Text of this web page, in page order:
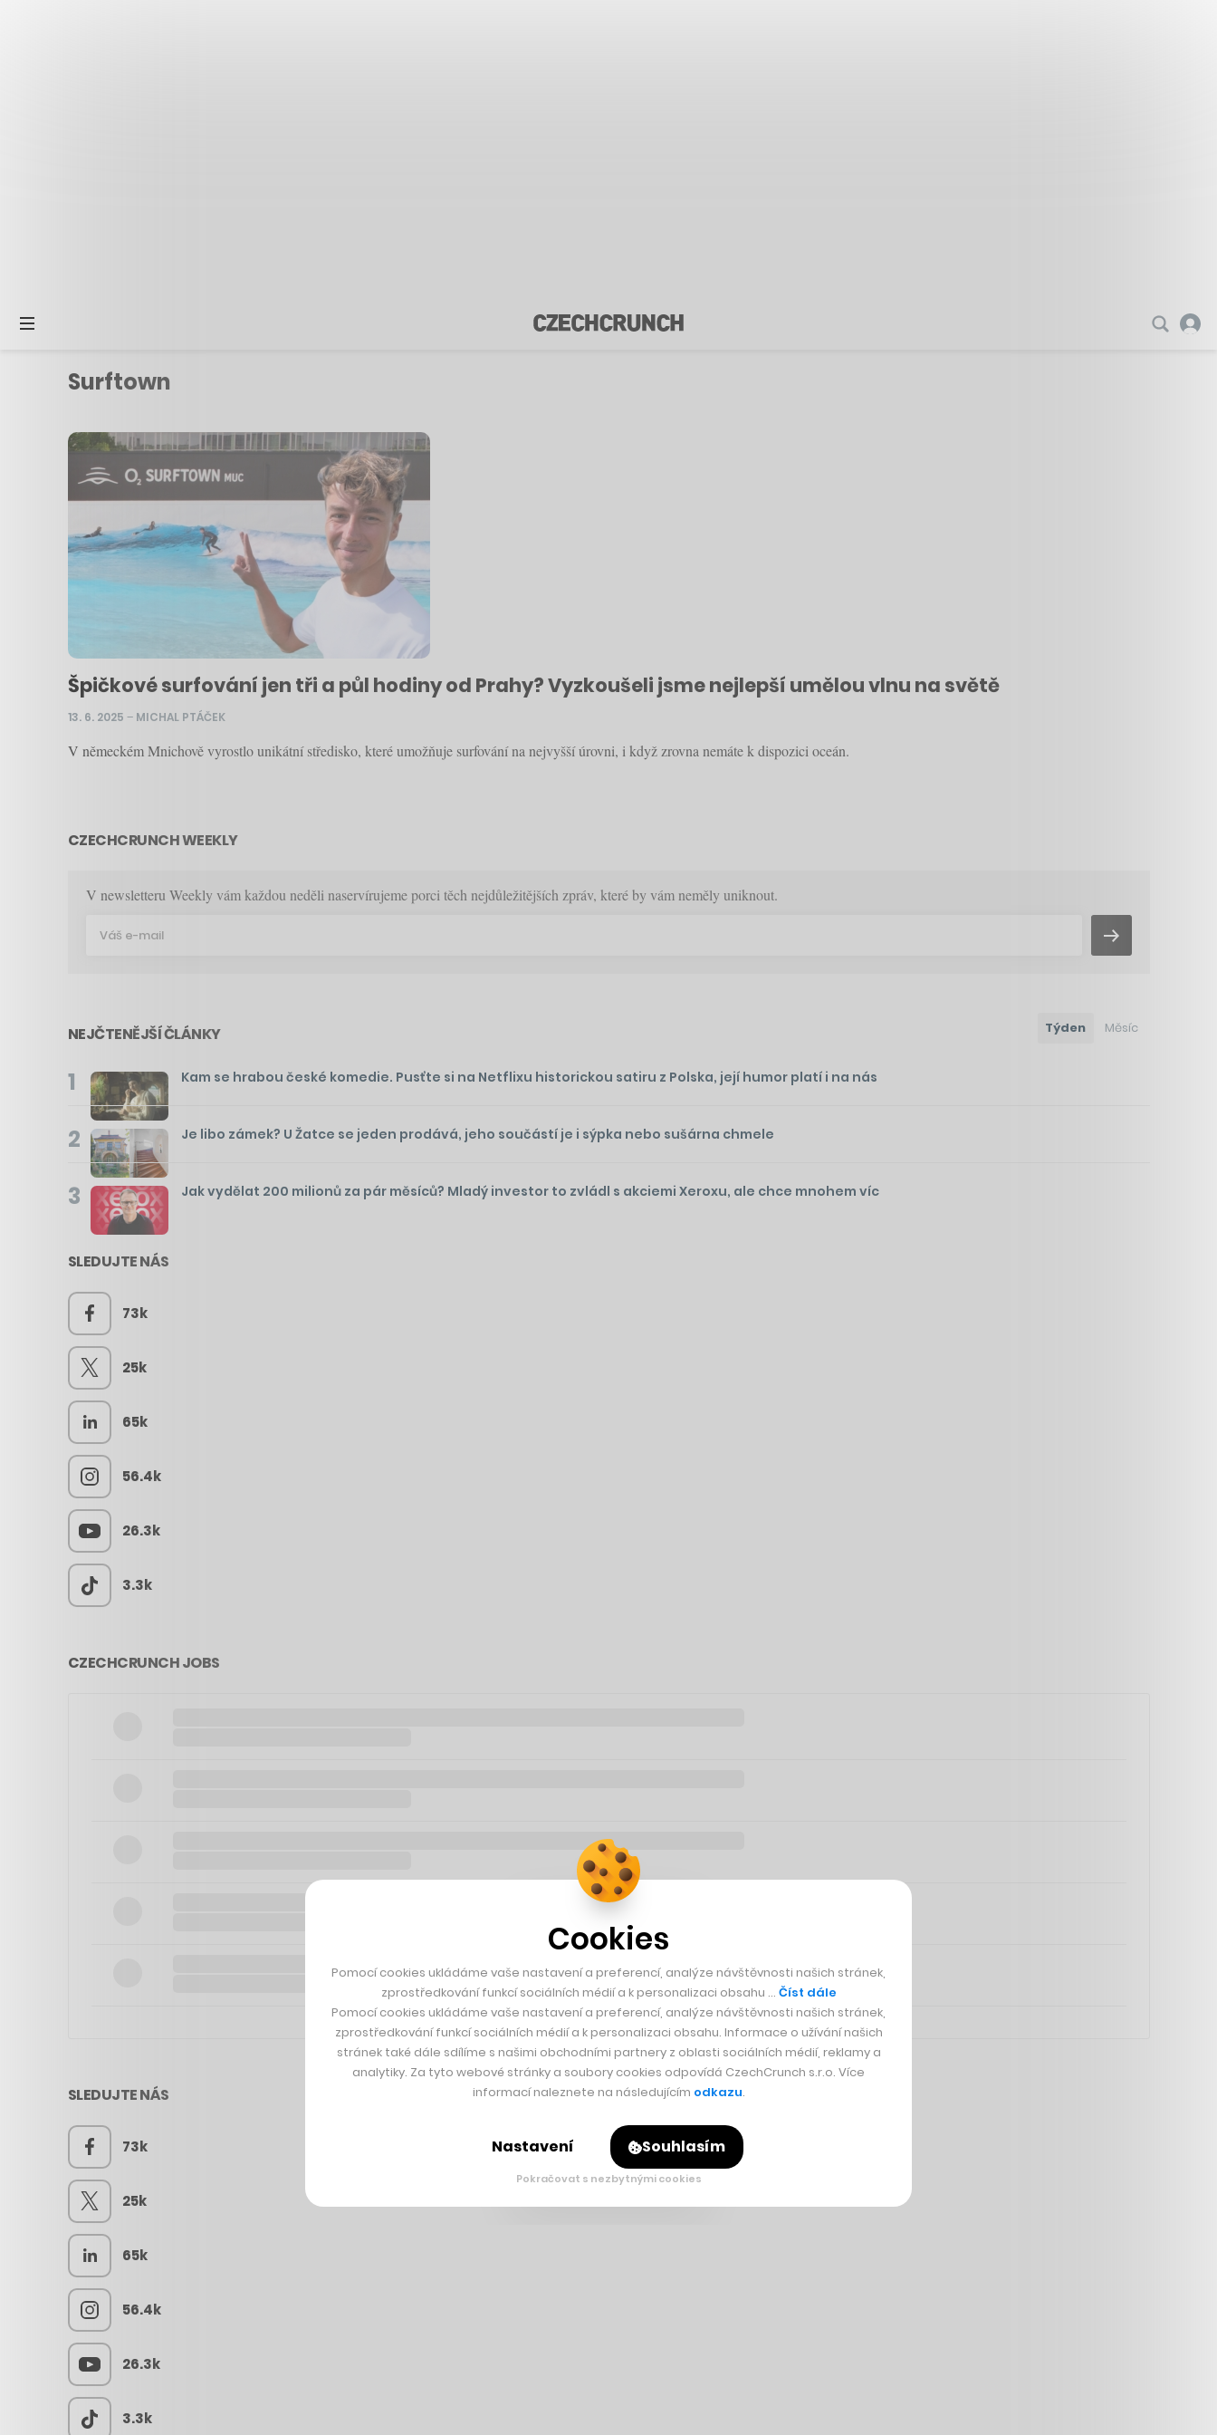
Surftown
Špičkové surfování jen tři a půl hodiny od Prahy? Vyzkoušeli jsme nejlepší umělou vlnu na světě
13. 6. 2025 – MICHAL PTÁČEK
V německém Mnichově vyrostlo unikátní středisko, které umožňuje surfování na nejvyšší úrovni, i když zrovna nemáte k dispozici oceán.
CZECHCRUNCH WEEKLY
V newsletteru Weekly vám každou neděli naservírujeme porci těch nejdůležitějších zpráv, které by vám neměly uniknout.
NEJČTENĚJŠÍ ČLÁNKY Týden Měsíc
1 Kam se hrabou české komedie. Pusťte si na Netflixu historickou satiru z Polska, její humor platí i na nás
2 Je libo zámek? U Žatce se jeden prodává, jeho součástí je i sýpka nebo sušárna chmele
3 Jak vydělat 200 milionů za pár měsíců? Mladý investor to zvládl s akciemi Xeroxu, ale chce mnohem víc
SLEDUJTE NÁS
73k
25k
65k
56.4k
26.3k
3.3k
CZECHCRUNCH JOBS
SLEDUJTE NÁS
73k
25k
65k
56.4k
26.3k
3.3k
Cookies
Pomocí cookies ukládáme vaše nastavení a preferencí, analýze návštěvnosti našich stránek,
zprostředkování funkcí sociálních médií a k personalizaci obsahu … Číst dále
Pomocí cookies ukládáme vaše nastavení a preferencí, analýze návštěvnosti našich stránek,
zprostředkování funkcí sociálních médií a k personalizaci obsahu. Informace o užívání našich
stránek také dále sdílíme s našimi obchodními partnery z oblasti sociálních médií, reklamy a
analytiky. Za tyto webové stránky a soubory cookies odpovídá CzechCrunch s.r.o. Více
informací naleznete na následujícím odkazu.
Nastavení Souhlasím
Pokračovat s nezbytnými cookies